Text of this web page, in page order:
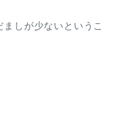
しが少ないというこ